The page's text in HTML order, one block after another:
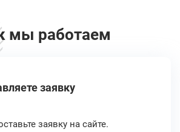
мы работаем
заявку
заявку на сайте.